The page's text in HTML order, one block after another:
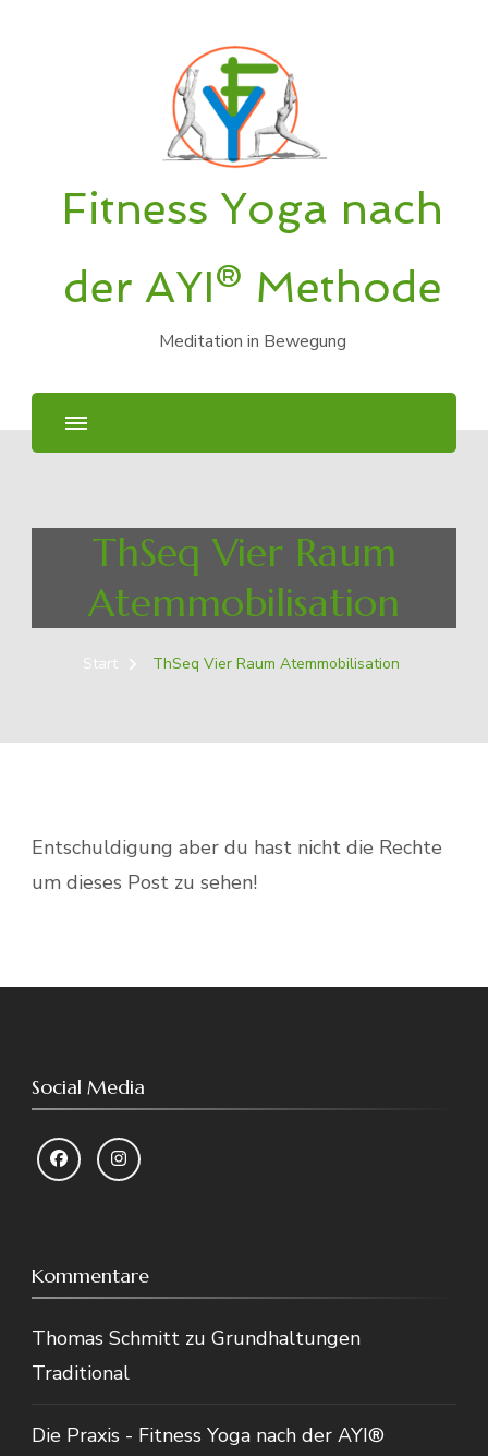
Fitness Yoga nach
der AYI® Methode
Meditation in Bewegung
ThSeq Vier Raum
Atemmobilisation
Start ThSeq Vier Raum Atemmobilisation
Entschuldigung aber du hast nicht die Rechte
um dieses Post zu sehen!
Social Media
Kommentare
Thomas Schmitt zu Grundhaltungen
Traditional
Die Praxis - Fitness Yoga nach der AYI®